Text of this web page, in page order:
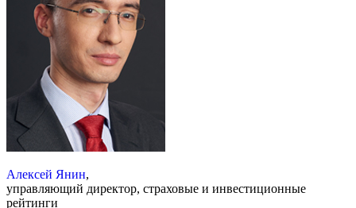
Алексей Янин,
управляющий директор, страховые и инвестиционные
рейтинги